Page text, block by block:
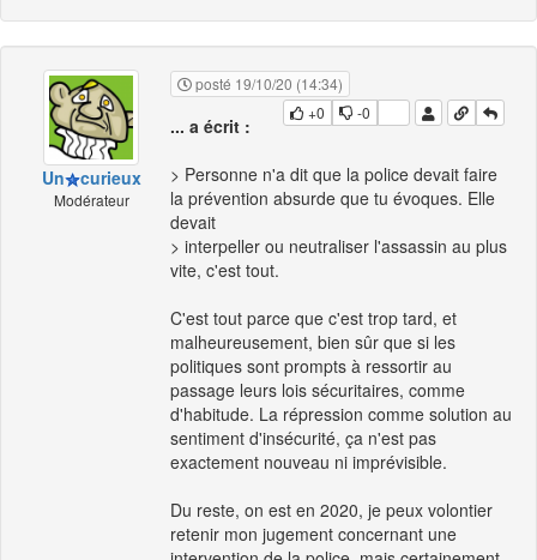
Un curieux
Modérateur
posté 19/10/20 (14:34)
+0
-0
... a écrit :
> Personne n'a dit que la police devait faire
la prévention absurde que tu évoques. Elle
devait
> interpeller ou neutraliser l'assassin au plus
vite, c'est tout.
C'est tout parce que c'est trop tard, et
malheureusement, bien sûr que si les
politiques sont prompts à ressortir au
passage leurs lois sécuritaires, comme
d'habitude. La répression comme solution au
sentiment d'insécurité, ça n'est pas
exactement nouveau ni imprévisible.
Du reste, on est en 2020, je peux volontier
retenir mon jugement concernant une